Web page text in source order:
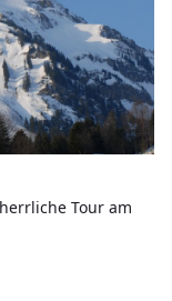
Tour am